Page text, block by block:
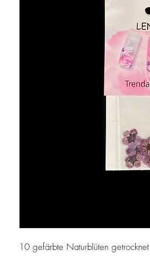
10 gefärbte Naturblüten getrocknet